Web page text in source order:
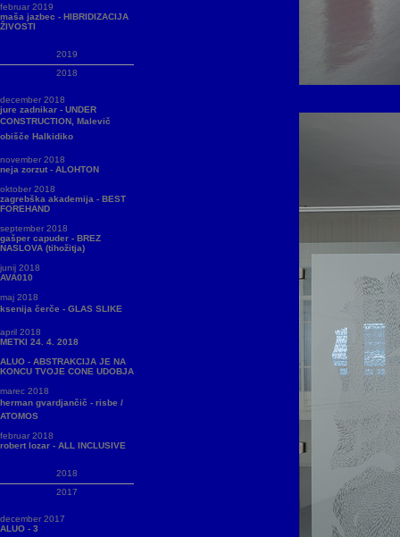
februar 2019
maša jazbec - HIBRIDIZACIJA
ŽIVOSTI
2019
2018
december 2018
jure zadnikar - UNDER
CONSTRUCTION, Malevič
obišče Halkidiko
november 2018
neja zorzut - ALOHTON
oktober 2018
zagrebška akademija - BEST
FOREHAND
september 2018
gašper capuder - BREZ
NASLOVA (tihožitja)
junij 2018
AVA010
maj 2018
ksenija čerče - GLAS SLIKE
april 2018
METKI 24. 4. 2018
ALUO - ABSTRAKCIJA JE NA
KONCU TVOJE CONE UDOBJA
marec 2018
herman gvardjančič - risbe /
ATOMOS
februar 2018
robert lozar - ALL INCLUSIVE
2018
2017
december 2017
ALUO - 3